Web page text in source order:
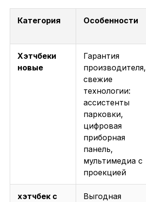
Категория Особенности
Хэтчбеки
новые
Гарантия
производителя,
свежие
технологии:
ассистенты
парковки,
цифровая
приборная
панель,
мультимедиа с
проекцией
хэтчбек с
Выгодная